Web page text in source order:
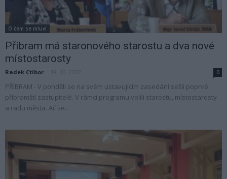
O čem se mluví
Příbram má staronového starostu a dva nové
místostarosty
Radek Ctibor 0
PŘÍBRAM - V pondělí se na svém ustavujícím zasedání sešli poprvé
příbramští zastupitelé. V rámci programu volili starostu, místostarosty
a radu města. Ač se...